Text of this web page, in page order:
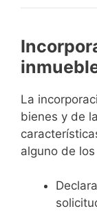
La
bienes y de
alguno de